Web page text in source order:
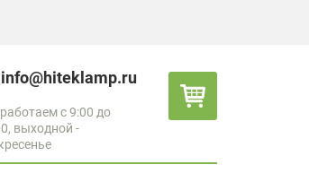
info@hiteklamp.ru
с 9:00 до
выходной -